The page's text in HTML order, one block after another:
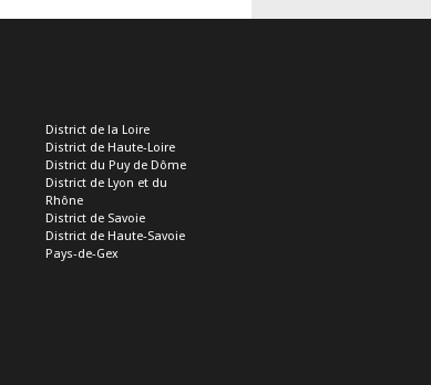
District de la Loire
District de Haute-Loire
District du Puy de Dôme
District de Lyon et du
Rhône
District de Savoie
District de Haute-Savoie
Pays-de-Gex